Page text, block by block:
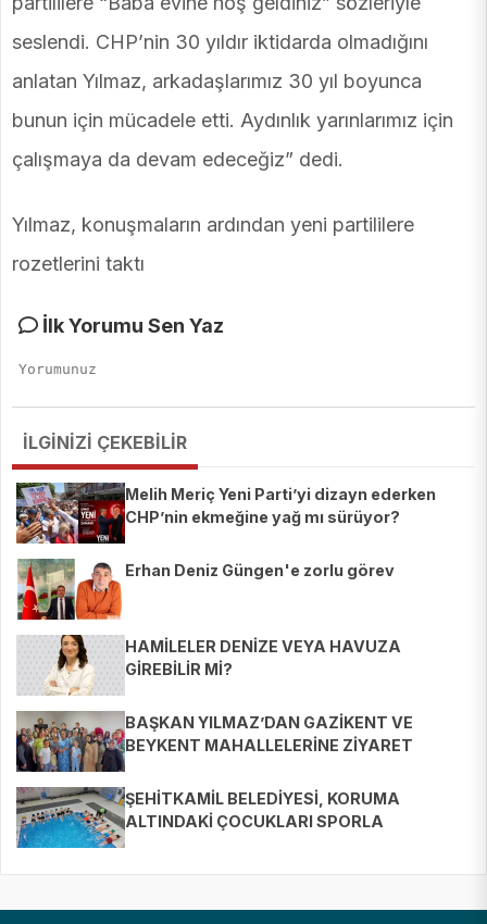
seslendi. CHP’nin 30 yıldır iktidarda olmadığını
anlatan Yılmaz, arkadaşlarımız 30 yıl boyunca
bunun için mücadele etti. Aydınlık yarınlarımız için
çalışmaya da devam edeceğiz” dedi.
Yılmaz, konuşmaların ardından yeni partililere
rozetlerini taktı
İlk Yorumu Sen Yaz
İLGİNİZİ ÇEKEBİLİR
Melih Meriç Yeni Parti’yi dizayn ederken
CHP’nin ekmeğine yağ mı sürüyor?
Erhan Deniz Güngen'e zorlu görev
HAMİLELER DENİZE VEYA HAVUZA
GİREBİLİR Mİ?
BAŞKAN YILMAZ’DAN GAZİKENT VE
BEYKENT MAHALLELERİNE ZİYARET
ŞEHİTKAMİL BELEDİYESİ, KORUMA
ALTINDAKİ ÇOCUKLARI SPORLA